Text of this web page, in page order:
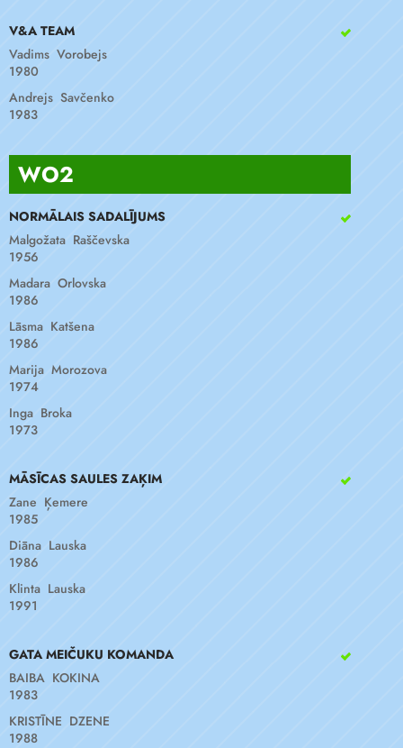
V&A TEAM
Vadims Vorobejs
1980
Andrejs Savčenko
1983
WO2
NORMĀLAIS SADALĪJUMS
Malgožata Raščevska
1956
Madara Orlovska
1986
Lāsma Katšena
1986
Marija Morozova
1974
Inga Broka
1973
MĀSĪCAS SAULES ZAĶIM
Zane Ķemere
1985
Diāna Lauska
1986
Klinta Lauska
1991
GATA MEIČUKU KOMANDA
BAIBA KOKINA
1983
KRISTĪNE DZENE
1988